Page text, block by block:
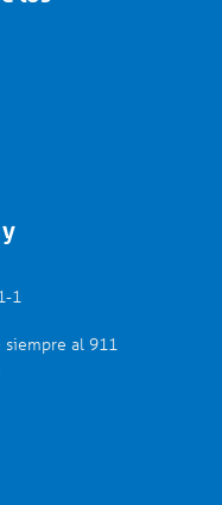
1
siempre al 911